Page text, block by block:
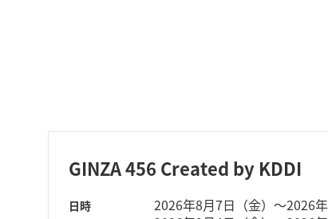
GINZA 456 Created by KDDI
日時
2026年8月7日（金）～2026年